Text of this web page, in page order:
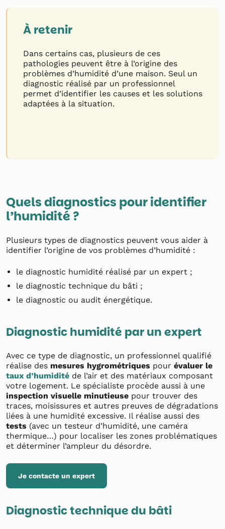
À retenir
Dans certains cas, plusieurs de ces
pathologies peuvent être à l’origine des
problèmes d’humidité d’une maison. Seul un
diagnostic réalisé par un professionnel
permet d’identifier les causes et les solutions
adaptées à la situation.
Quels diagnostics pour identifier
l’humidité ?
Plusieurs types de diagnostics peuvent vous aider à
identifier l’origine de vos problèmes d’humidité :
le diagnostic humidité réalisé par un expert ;
le diagnostic technique du bâti ;
le diagnostic ou audit énergétique.
Diagnostic humidité par un expert
Avec ce type de diagnostic, un professionnel qualifié
réalise des mesures hygrométriques pour évaluer le
taux d’humidité de l’air et des matériaux composant
votre logement. Le spécialiste procède aussi à une
inspection visuelle minutieuse pour trouver des
traces, moisissures et autres preuves de dégradations
liées à une humidité excessive. Il réalise aussi des
tests (avec un testeur d’humidité, une caméra
thermique…) pour localiser les zones problématiques
et déterminer l’ampleur du désordre.
Je contacte un expert
Diagnostic technique du bâti